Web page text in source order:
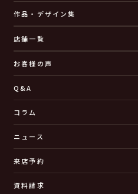
作品・デザイン集
店舗一覧
お客様の声
Q&A
コラム
ニュース
来店予約
資料請求